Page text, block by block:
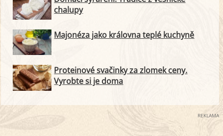
chalupy
Majonéza jako královna teplé kuchyně
Proteinové svačinky za zlomek ceny.
Vyrobte si je doma
REKLAMA